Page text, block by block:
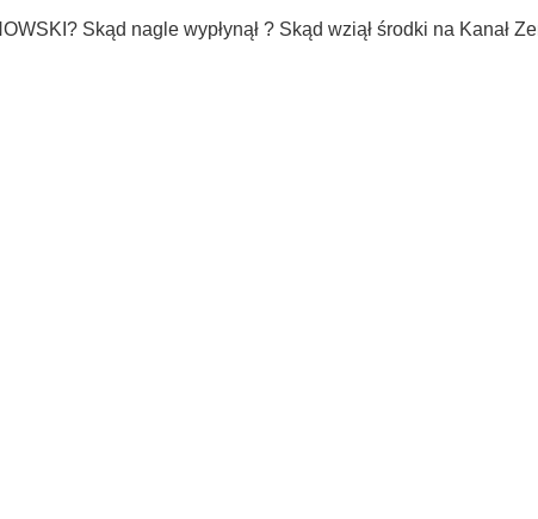
Skąd nagle wypłynął ? Skąd wziął środki na Kanał